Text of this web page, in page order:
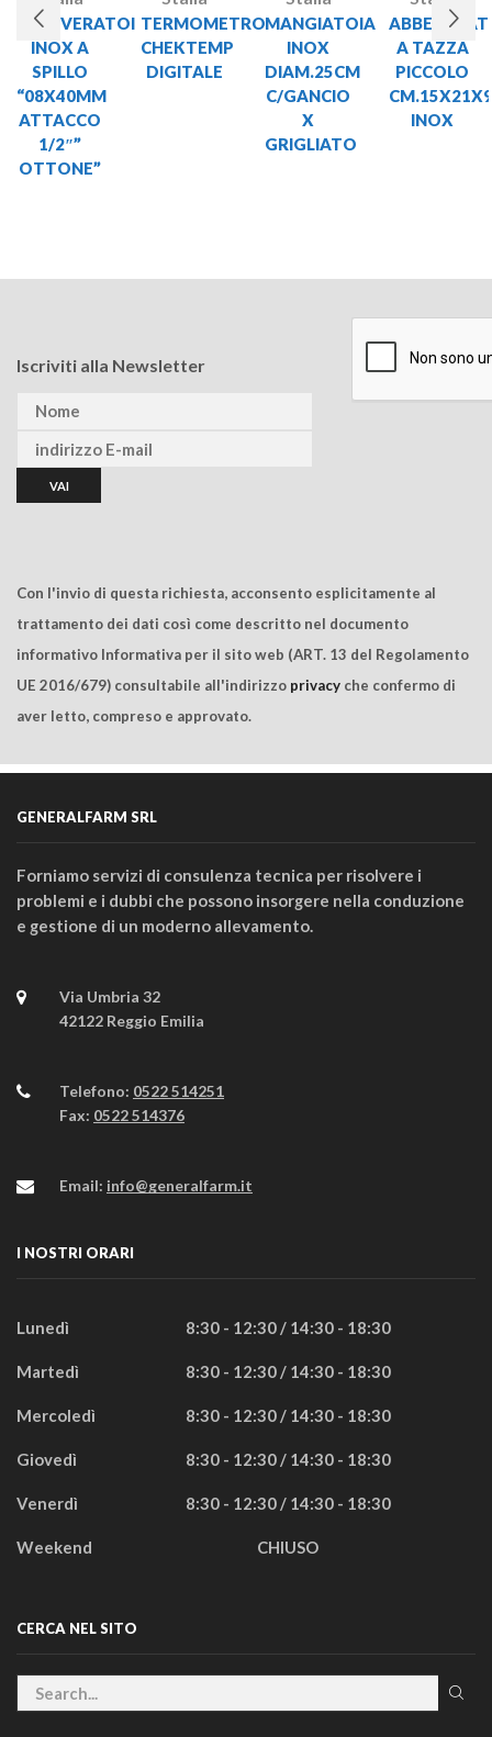
ABBEVERATOI
INOX A
SPILLO
“08X40MM
ATTACCO
1/2″”
OTTONE”
TERMOMETRO
CHEKTEMP
DIGITALE
MANGIATOIA
INOX
DIAM.25CM
C/GANCIO
X
GRIGLIATO
A TAZZA
PICCOLO
CM.15X21X9
INOX
Iscriviti alla Newsletter
Con l'invio di questa richiesta, acconsento esplicitamente al
trattamento dei dati così come descritto nel documento
informativo Informativa per il sito web (ART. 13 del Regolamento
UE 2016/679) consultabile all'indirizzo privacy che confermo di
aver letto, compreso e approvato.
GENERALFARM SRL
Forniamo servizi di consulenza tecnica per risolvere i
problemi e i dubbi che possono insorgere nella conduzione
e gestione di un moderno allevamento.
Via Umbria 32
42122 Reggio Emilia
Telefono: 0522 514251
Fax: 0522 514376
Email: info@generalfarm.it
I NOSTRI ORARI
Lunedì 8:30 - 12:30 / 14:30 - 18:30
Martedì 8:30 - 12:30 / 14:30 - 18:30
Mercoledì 8:30 - 12:30 / 14:30 - 18:30
Giovedì 8:30 - 12:30 / 14:30 - 18:30
Venerdì 8:30 - 12:30 / 14:30 - 18:30
Weekend CHIUSO
CERCA NEL SITO